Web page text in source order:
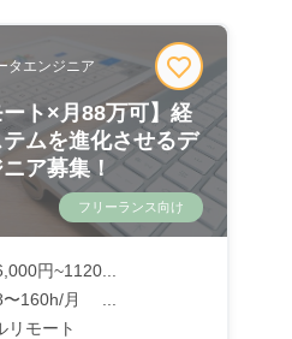
タエンジニア
ート×月88万可】経
ムを進化させるデ
ア募集！
フリーランス向け
円~1120...
〜160h/月 ...
リモート